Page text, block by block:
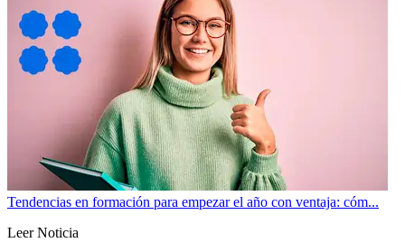
Tendencias en formación para empezar el año con ventaja: cóm...
Leer Noticia